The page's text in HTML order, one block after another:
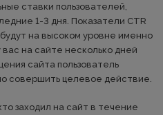
ставки пользователей,
1-3 дня. Показатели CTR
на высоком уровне именно
на сайте несколько дней
сайта пользователь
совершить целевое действие.
заходил на сайт в течение